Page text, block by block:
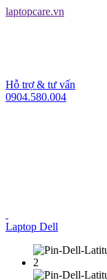
laptopcare.vn
Hỗ trợ & tư vấn
0904.580.004
Laptop Dell